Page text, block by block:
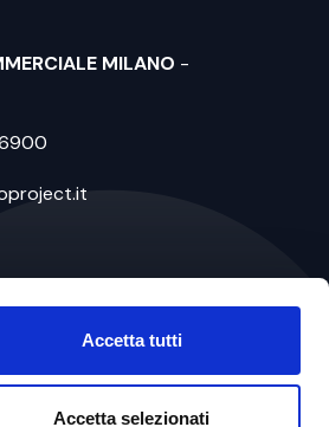
Accetta tutti
Accetta selezionati
MILANO -